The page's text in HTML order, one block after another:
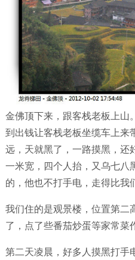
金佛顶下来，跟客栈老板上山
到出钱让客栈老板坐缆车上来
远，天就黑了，一路摸黑，还
一米宽，四个人抬，又乌七八
的，他也不打手电，走得比我
我们住的是观景楼，位置第二
了，点了些番茄炒蛋等家常菜
第二天凌晨，好多人摸黑打手